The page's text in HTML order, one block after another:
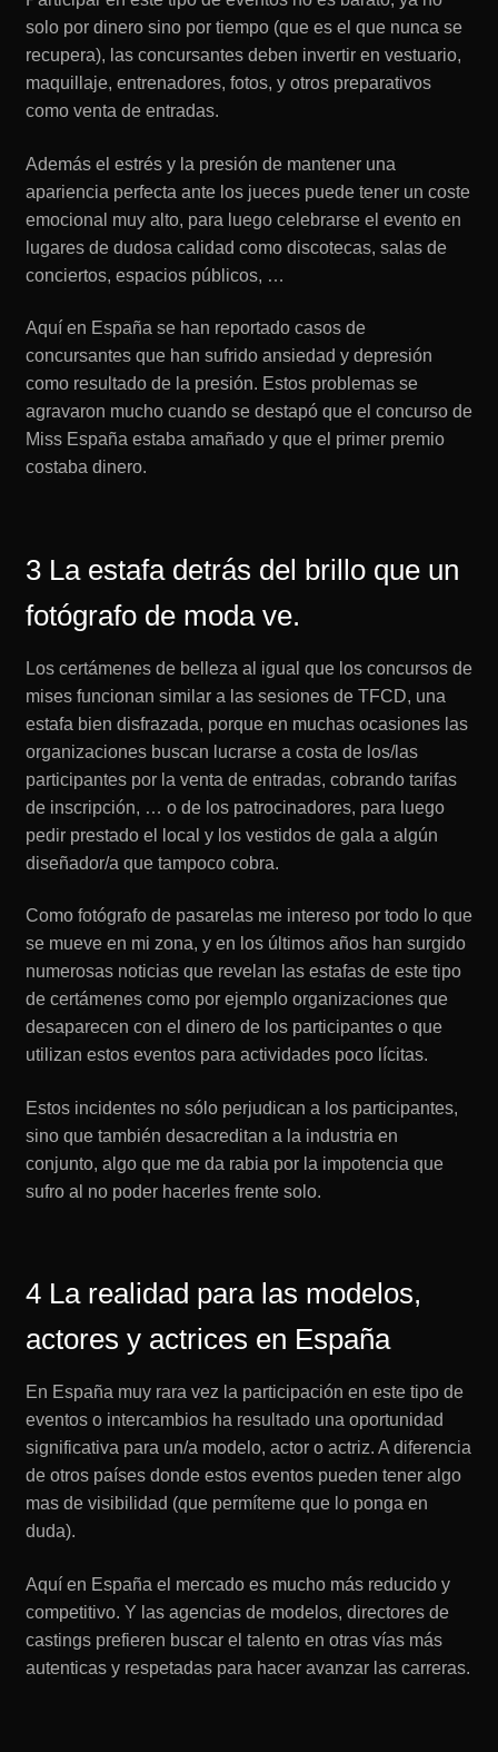
solo por dinero sino por tiempo (que es el que nunca se
recupera), las concursantes deben invertir en vestuario,
maquillaje, entrenadores, fotos, y otros preparativos
como venta de entradas.
Además el estrés y la presión de mantener una
apariencia perfecta ante los jueces puede tener un coste
emocional muy alto, para luego celebrarse el evento en
lugares de dudosa calidad como discotecas, salas de
conciertos, espacios públicos, …
Aquí en España se han reportado casos de
concursantes que han sufrido ansiedad y depresión
como resultado de la presión. Estos problemas se
agravaron mucho cuando se destapó que el concurso de
Miss España estaba amañado y que el primer premio
costaba dinero.
3 La estafa detrás del brillo que un
fotógrafo de moda ve.
Los certámenes de belleza al igual que los concursos de
mises funcionan similar a las sesiones de TFCD, una
estafa bien disfrazada, porque en muchas ocasiones las
organizaciones buscan lucrarse a costa de los/las
participantes por la venta de entradas, cobrando tarifas
de inscripción, … o de los patrocinadores, para luego
pedir prestado el local y los vestidos de gala a algún
diseñador/a que tampoco cobra.
Como fotógrafo de pasarelas me intereso por todo lo que
se mueve en mi zona, y en los últimos años han surgido
numerosas noticias que revelan las estafas de este tipo
de certámenes como por ejemplo organizaciones que
desaparecen con el dinero de los participantes o que
utilizan estos eventos para actividades poco lícitas.
Estos incidentes no sólo perjudican a los participantes,
sino que también desacreditan a la industria en
conjunto, algo que me da rabia por la impotencia que
sufro al no poder hacerles frente solo.
4 La realidad para las modelos,
actores y actrices en España
En España muy rara vez la participación en este tipo de
eventos o intercambios ha resultado una oportunidad
significativa para un/a modelo, actor o actriz. A diferencia
de otros países donde estos eventos pueden tener algo
mas de visibilidad (que permíteme que lo ponga en
duda).
Aquí en España el mercado es mucho más reducido y
competitivo. Y las agencias de modelos, directores de
castings prefieren buscar el talento en otras vías más
autenticas y respetadas para hacer avanzar las carreras.